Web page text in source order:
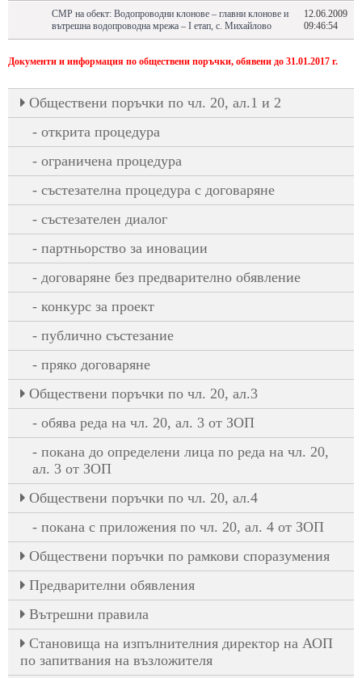
СМР на обект: Водопроводни клонове – главни клонове и
вътрешна водопроводна мрежа – І етап, с. Михайлово
12.06.2009
09:46:54
Документи и информация по обществени поръчки, обявени до 31.01.2017 г.
Oбществени поръчки по чл. 20, ал.1 и 2
открита процедура
ограничена процедура
състезателна процедура с договаряне
състезателен диалог
партньорство за иновации
договаряне без предварително обявление
конкурс за проект
публично състезание
пряко договаряне
Oбществени поръчки по чл. 20, ал.3
обява реда на чл. 20, ал. 3 от ЗОП
покана до определени лица по реда на чл. 20,
ал. 3 от ЗОП
Oбществени поръчки по чл. 20, ал.4
покана с приложения по чл. 20, ал. 4 от ЗОП
Обществени поръчки по рамкови споразумения
Предварителни обявления
Вътрешни правила
Становища на изпълнителния директор на АОП
по запитвания на възложителя